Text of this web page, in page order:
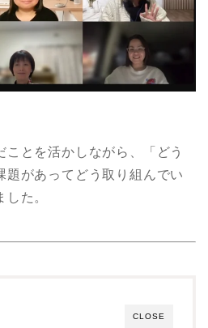
とを活かしながら、「どう
題があってどう取り組んでい
た。
CLOSE